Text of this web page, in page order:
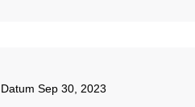
DatumSep 30, 2023